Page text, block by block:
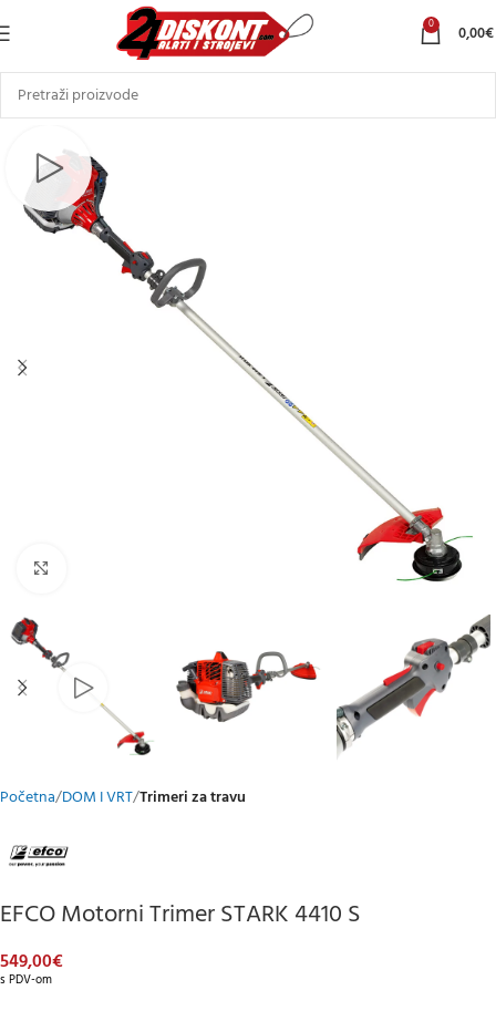
0 0,00€
Početna DOM I VRT Trimeri za travu
EFCO Motorni Trimer STARK 4410 S
549,00€
s PDV-om